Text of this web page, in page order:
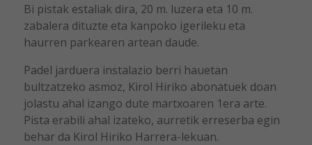
Bi pistak estaliak dira, 20 m. luzera eta 10 m.
zabalera dituzte eta kanpoko igerileku eta
haurren parkearen artean daude.
Padel jarduera instalazio berri hauetan
bultzatzeko asmoz, Kirol Hiriko abonatuek doan
jolastu ahal izango dute martxoaren 1era arte.
Pista erabili ahal izateko, aurretik erreserba egin
behar da Kirol Hiriko Harrera-lekuan.